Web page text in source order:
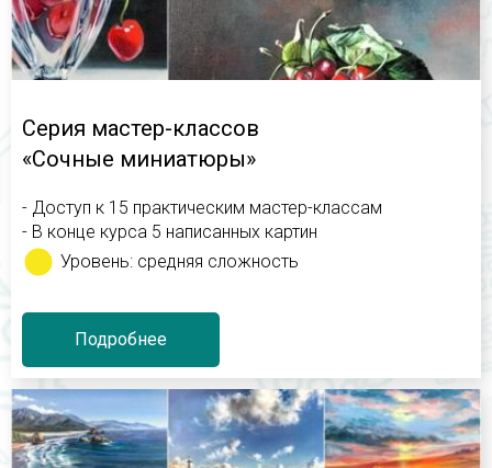
Серия мастер-классов
«Сочные миниатюры»
- Доступ к 15 практическим мастер-классам
- В конце курса 5 написанных картин
Уровень: средняя сложность
Подробнее